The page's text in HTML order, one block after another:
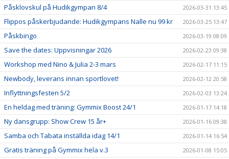
Påsklovskul på Hudikgympan 8/4 2026-03-31 13:45
Flippos påskerbjudande: Hudikgympans Nalle nu 99 kr 2026-03-25 13:47
Påskbingo 2026-03-19 08:09
Save the dates: Uppvisningar 2026 2026-02-23 09:38
Workshop med Nino & Julia 2-3 mars 2026-02-17 11:15
Newbody, leverans innan sportlovet! 2026-02-12 20:58
Inflyttningsfesten 5/2 2026-02-03 13:24
En heldag med träning: Gymmix Boost 24/1 2026-01-17 14:18
Ny dansgrupp: Show Crew 15 år+ 2026-01-16 09:38
Samba och Tabata inställda idag 14/1 2026-01-14 16:54
Gratis träning på Gymmix hela v.3 2026-01-08 15:05